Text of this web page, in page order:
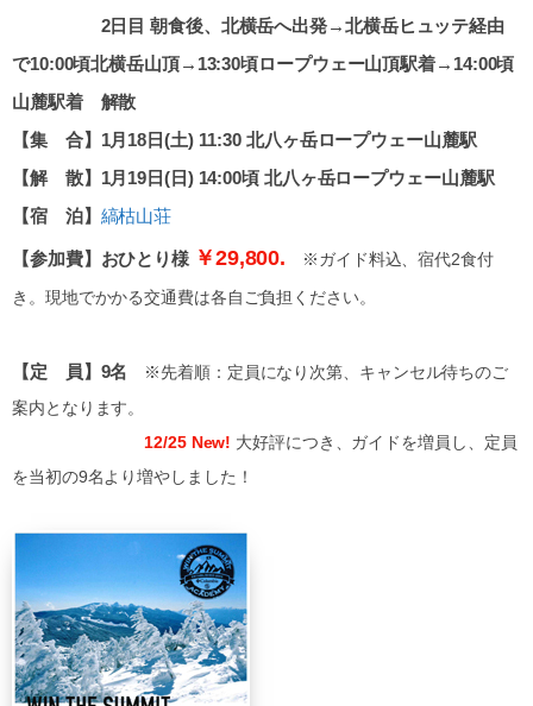
2日目 朝食後、北横岳へ出発→北横岳ヒュッテ経由
で10:00頃北横岳山頂→13:30頃ロープウェー山頂駅着→14:00頃
山麓駅着 解散
【集 合】1月18日(土) 11:30 北八ヶ岳ロープウェー山麓駅
【解 散】1月19日(日) 14:00頃 北八ヶ岳ロープウェー山麓駅
【宿 泊】 縞枯山荘
【参加費】おひとり様 ￥29,800. ※ガイド料込、宿代2食付
き。現地でかかる交通費は各自ご負担ください。
【定 員】9名 ※先着順：定員になり次第、キャンセル待ちのご
案内となります。
12/25 New! 大好評につき、ガイドを増員し、定員
を当初の9名より増やしました！